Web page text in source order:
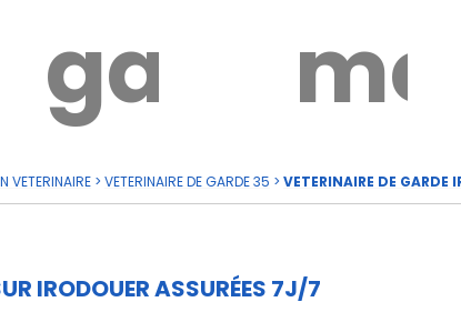
gardemoi
VETERINAIRE > VETERINAIRE DE GARDE 35 > VETERINAIRE DE GARDE
IRODOUER ASSURÉES 7J/7